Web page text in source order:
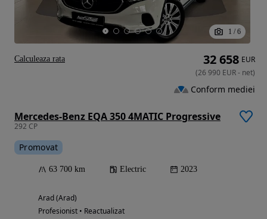
1 / 6
Mercedes-Benz EQA 350 4MATIC Progressive
292 CP
Promovat
63 700 km Electric 2023
Arad (Arad)
Profesionist • Reactualizat
32 658 EUR
(26 990 EUR- net)
Conform mediei
Calculeaza rata